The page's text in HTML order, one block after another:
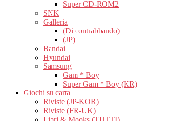
Super CD-ROM2
SNK
Galleria
(Di contrabbando)
(JP)
Bandai
Hyundai
Samsung
Gam * Boy
Super Gam * Boy (KR)
Giochi su carta
Riviste (JP-KOR)
Riviste (FR-UK)